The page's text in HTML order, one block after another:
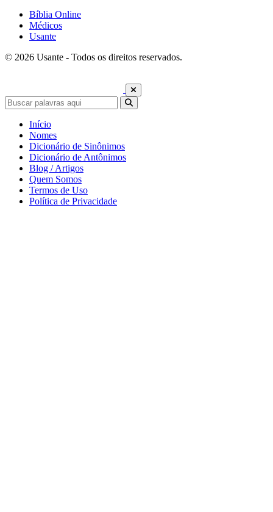
Bíblia Online
Médicos
Usante
© 2026 Usante - Todos os direitos reservados.
Início
Nomes
Dicionário de Sinônimos
Dicionário de Antônimos
Blog / Artigos
Quem Somos
Termos de Uso
Política de Privacidade